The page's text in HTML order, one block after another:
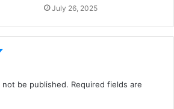
July 26, 2025
not be published. Required fields are